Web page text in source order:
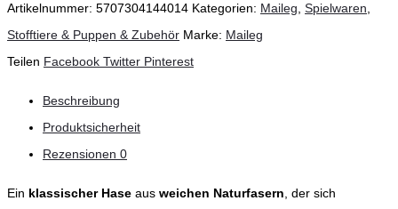
Artikelnummer: 5707304144014 Kategorien: Maileg, Spielwaren,
Stofftiere & Puppen & Zubehör Marke: Maileg
Teilen Facebook Twitter Pinterest
Beschreibung
Produktsicherheit
Rezensionen 0
Ein klassischer Hase aus weichen Naturfasern, der sich